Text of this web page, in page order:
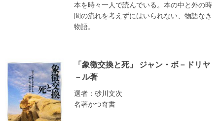
本を時々一人で読んでいる。本の中と外の時
間の流れを考えずにはいられない、物語なき
物語。
「象徴交換と死」 ジャン・ボ－ドリヤ
－ル著
選者：砂川文次
名著かつ奇書